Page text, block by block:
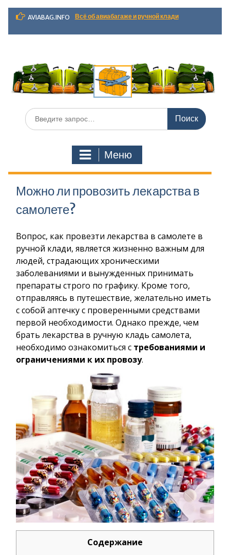
Перейти
содержимому
AVIABAG.INFO Всё об авиабагаже и ручной клади
Искать:
Меню
Можно ли провозить лекарства в
самолете?
Вопрос, как провезти лекарства в самолете в
ручной клади, является жизненно важным для
людей, страдающих хроническими
заболеваниями и вынужденных принимать
препараты строго по графику. Кроме того,
отправляясь в путешествие, желательно иметь
с собой аптечку с проверенными средствами
первой необходимости. Однако прежде, чем
брать лекарства в ручную кладь самолета,
необходимо ознакомиться с требованиями и
ограничениями к их провозу.
Содержание